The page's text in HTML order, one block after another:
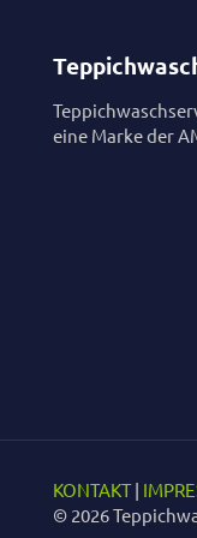
eine Marke der
KONTAKT|
© 2026